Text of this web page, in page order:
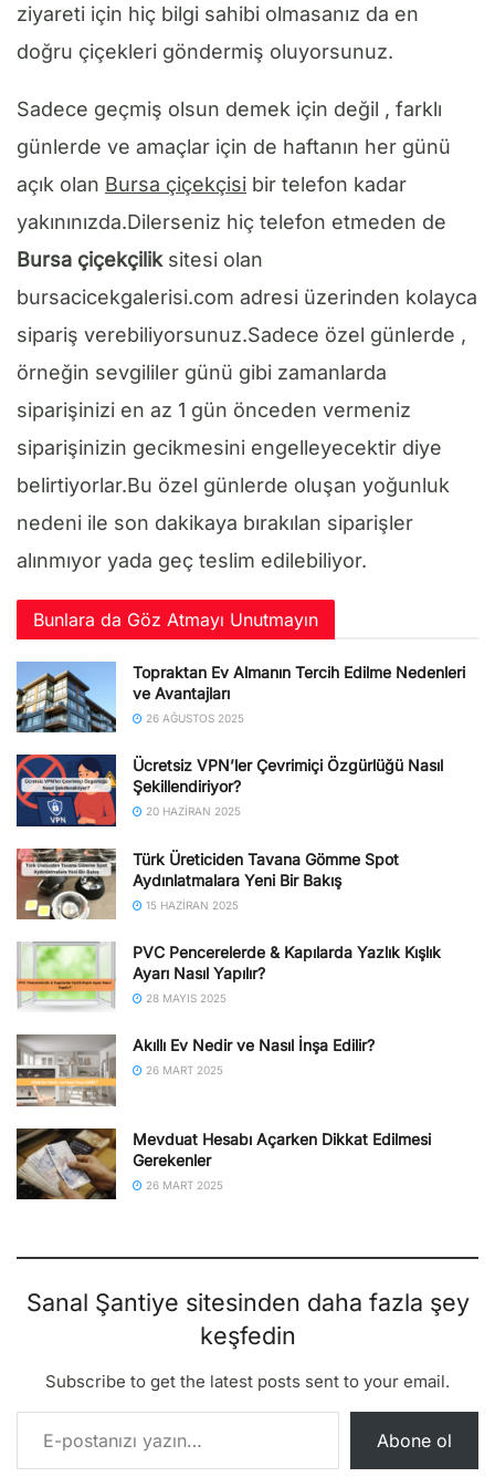
ziyareti için hiç bilgi sahibi olmasanız da en
doğru çiçekleri göndermiş oluyorsunuz.
Sadece geçmiş olsun demek için değil , farklı
günlerde ve amaçlar için de haftanın her günü
açık olan Bursa çiçekçisi bir telefon kadar
yakınınızda.Dilerseniz hiç telefon etmeden de
Bursa çiçekçiliksitesi olan
bursacicekgalerisi.com adresi üzerinden kolayca
sipariş verebiliyorsunuz.Sadece özel günlerde ,
örneğin sevgililer günü gibi zamanlarda
siparişinizi en az 1 gün önceden vermeniz
siparişinizin gecikmesini engelleyecektir diye
belirtiyorlar.Bu özel günlerde oluşan yoğunluk
nedeni ile son dakikaya bırakılan siparişler
alınmıyor yada geç teslim edilebiliyor.
Bunlara da Göz Atmayı Unutmayın
Topraktan Ev Almanın Tercih Edilme Nedenleri
ve Avantajları
26 AĞUSTOS 2025
Ücretsiz VPN’ler Çevrimiçi Özgürlüğü Nasıl
Şekillendiriyor?
20 HAZIRAN 2025
Türk Üreticiden Tavana Gömme Spot
Aydınlatmalara Yeni Bir Bakış
15 HAZIRAN 2025
PVC Pencerelerde & Kapılarda Yazlık Kışlık
Ayarı Nasıl Yapılır?
28 MAYIS 2025
Akıllı Ev Nedir ve Nasıl İnşa Edilir?
26 MART 2025
Mevduat Hesabı Açarken Dikkat Edilmesi
Gerekenler
26 MART 2025
Sanal Şantiye sitesinden daha fazla şey
keşfedin
Subscribe to get the latest posts sent to your email.
E-postanızı yazın…
Abone ol